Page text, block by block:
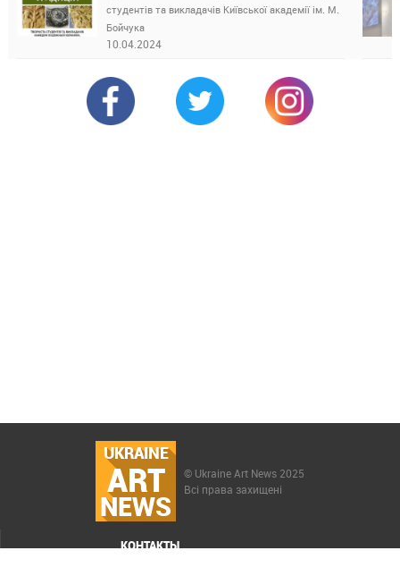
студентів та викладачів Київської академії ім. М.
Бойчука
10.04.2024
UKRAINE
ART
NEWS
© Ukraine Art News 2025
Всі права захищені
КОНТАКТЫ